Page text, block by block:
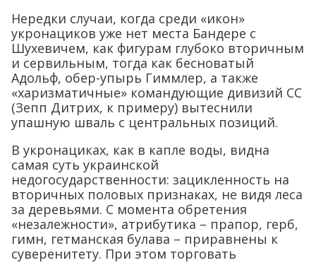
Нередки случаи, когда среди «икон»
укронациков уже нет места Бандере с
Шухевичем, как фигурам глубоко вторичным
и сервильным, тогда как бесноватый
Адольф, обер-упырь Гиммлер, а также
«харизматичные» командующие дивизий СС
(Зепп Дитрих, к примеру) вытеснили
упашную шваль с центральных позиций.
В укронациках, как в капле воды, видна
самая суть украинской
недогосударственности: зацикленность на
вторичных половых признаках, не видя леса
за деревьями. С момента обретения
«незалежности», атрибутика – прапор, герб,
гимн, гетманская булава – приравнены к
суверенитету. При этом торговать